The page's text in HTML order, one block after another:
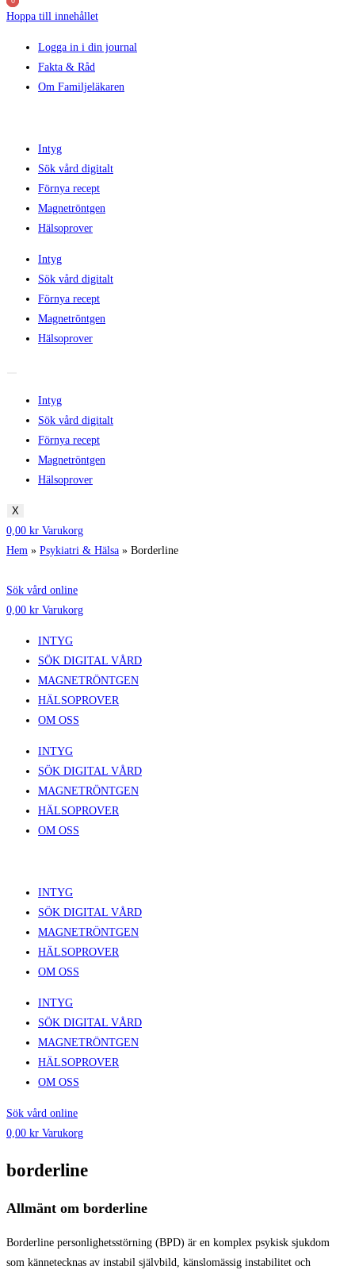
Hoppa till innehållet
Logga in i din journal
Fakta & Råd
Om Familjeläkaren
Intyg
Sök vård digitalt
Förnya recept
Magnetröntgen
Hälsoprover
Intyg
Sök vård digitalt
Förnya recept
Magnetröntgen
Hälsoprover
Intyg
Sök vård digitalt
Förnya recept
Magnetröntgen
Hälsoprover
X
0,00 kr Varukorg
Hem » Psykiatri & Hälsa » Borderline
Sök vård online
0,00 kr Varukorg
INTYG
SÖK DIGITAL VÅRD
MAGNETRÖNTGEN
HÄLSOPROVER
OM OSS
INTYG
SÖK DIGITAL VÅRD
MAGNETRÖNTGEN
HÄLSOPROVER
OM OSS
INTYG
SÖK DIGITAL VÅRD
MAGNETRÖNTGEN
HÄLSOPROVER
OM OSS
INTYG
SÖK DIGITAL VÅRD
MAGNETRÖNTGEN
HÄLSOPROVER
OM OSS
Sök vård online
0,00 kr Varukorg
borderline
Allmänt om borderline
Borderline personlighetsstörning (BPD) är en komplex psykisk sjukdom
som kännetecknas av instabil självbild, känslomässig instabilitet och